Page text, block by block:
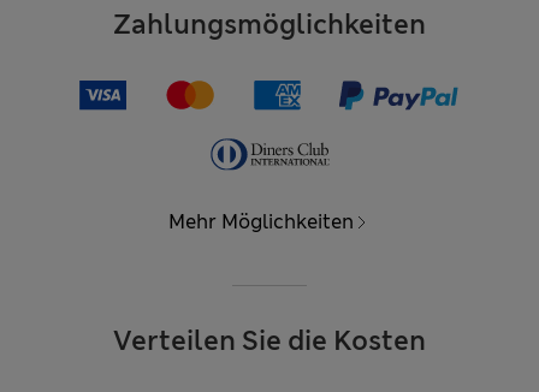
Zahlungsmöglichkeiten
Mehr Möglichkeiten
Verteilen Sie die Kosten